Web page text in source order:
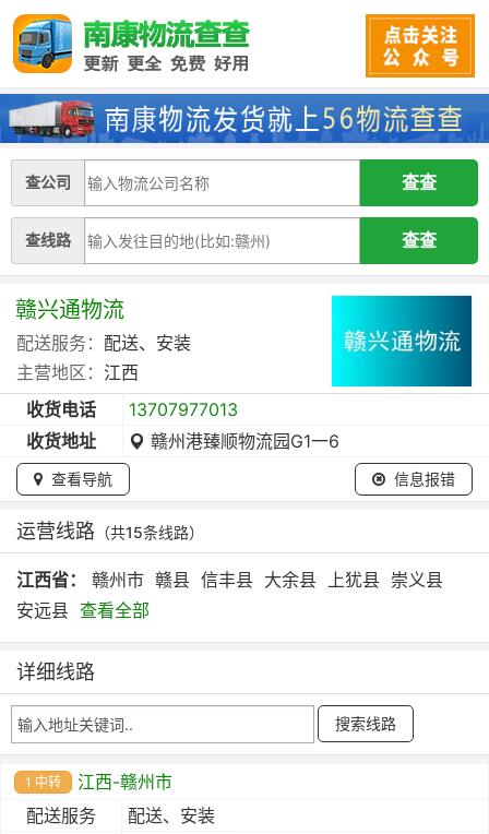
查公司
查线路
赣兴通物流
配送服务： 配送、安装
主营地区： 江西
收货电话
13707977013
收货地址
赣州港臻顺物流园G1一6
查看导航 信息报错
运营线路 （共15条线路）
江西省： 赣州市 赣县 信丰县 大余县 上犹县 崇义县
安远县 查看全部
详细线路
1 中转
江西-赣州市
配送服务
配送、安装